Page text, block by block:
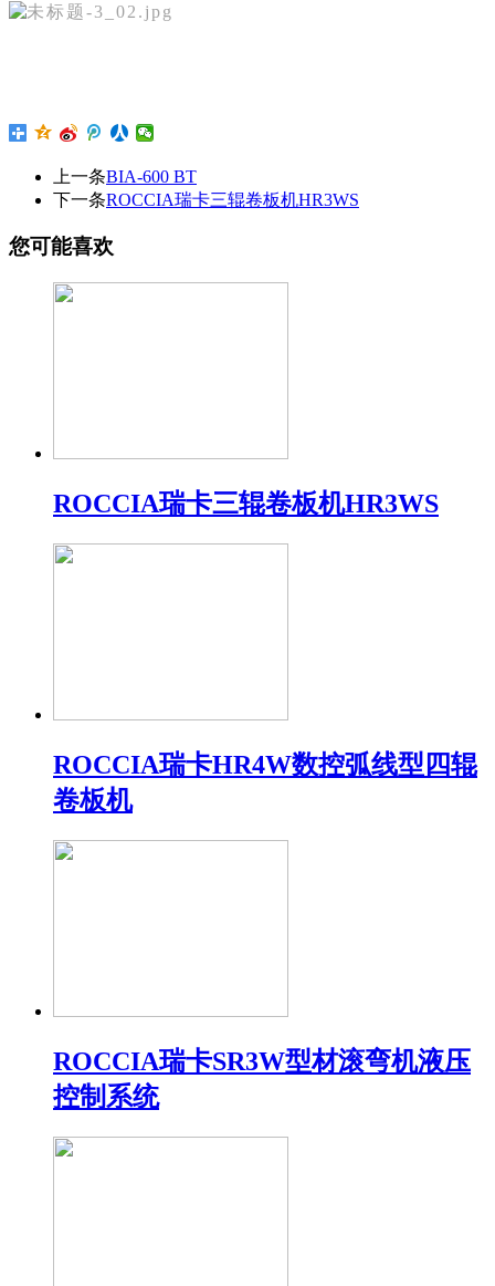
上一条BIA-600 BT
下一条ROCCIA瑞卡三辊卷板机HR3WS
您可能喜欢
ROCCIA瑞卡三辊卷板机HR3WS
ROCCIA瑞卡HR4W数控弧线型四辊
卷板机
ROCCIA瑞卡SR3W型材滚弯机液压
控制系统